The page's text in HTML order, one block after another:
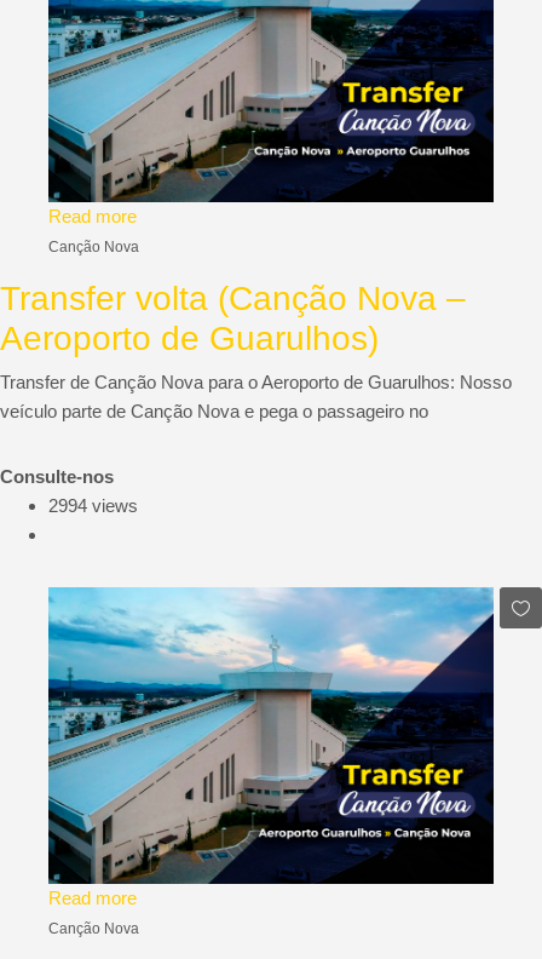
Read more
Canção Nova
Transfer volta (Canção Nova –
Aeroporto de Guarulhos)
Transfer de Canção Nova para o Aeroporto de Guarulhos: Nosso
veículo parte de Canção Nova e pega o passageiro no
Consulte-nos
2994 views
Read more
Canção Nova